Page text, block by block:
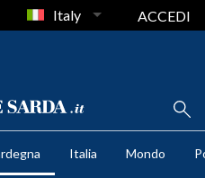
Italy ACCEDI
Italia Mondo